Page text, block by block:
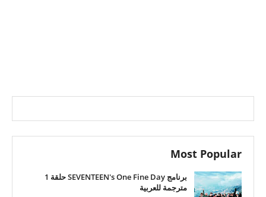
Most Popular
برنامج SEVENTEEN's One Fine Day حلقة 1
مترجمة للعربية